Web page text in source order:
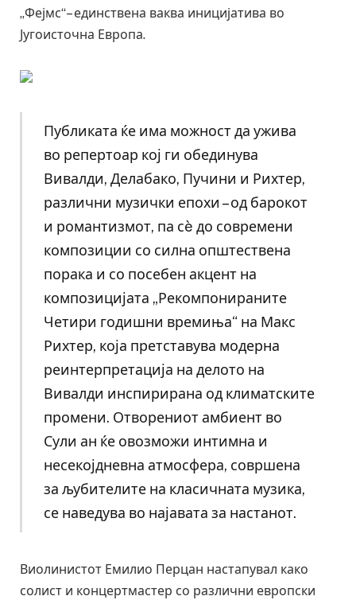
„Фејмс“– единствена ваква иницијатива во
Југоисточна Европа.
Публиката ќе има можност да ужива
во репертоар кој ги обединува
Вивалди, Делабако, Пучини и Рихтер,
различни музички епохи – од барокот
и романтизмот, па сè до современи
композиции со силна општествена
порака и со посебен акцент на
композицијата „Рекомпонираните
Четири годишни времиња“ на Макс
Рихтер, која претставува модерна
реинтерпретација на делото на
Вивалди инспирирана од климатските
промени. Отворениот амбиент во
Сули ан ќе овозможи интимна и
несекојдневна атмосфера, совршена
за љубителите на класичната музика,
се наведува во најавата за настанот.
Виолинистот Емилио Перцан настапувал како
солист и концертмастер со различни европски